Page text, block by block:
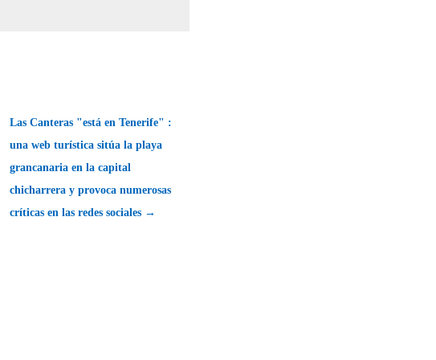
Las Canteras "está en Tenerife" :
una web turística sitúa la playa
grancanaria en la capital
chicharrera y provoca numerosas
críticas en las redes sociales →